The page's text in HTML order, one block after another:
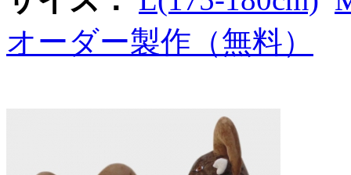
オーダー製作（無料）